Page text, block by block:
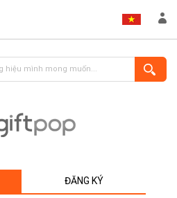
ĐĂNG KÝ